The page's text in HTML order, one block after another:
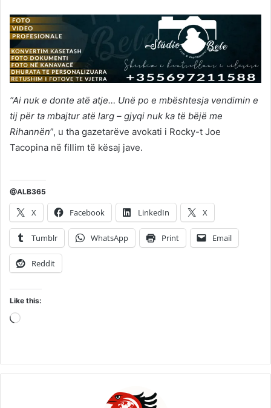
“Ai nuk e donte atë atje… Unë po e mbështesja vendimin e
tij për ta mbajtur atë larg – gjyqi nuk ka të bëjë me
Rihannën”, u tha gazetarëve avokati i Rocky-t Joe
Tacopina në fillim të kësaj jave.
@ALB365
X Facebook LinkedIn X
Tumblr WhatsApp Print Email
Reddit
Like this:
Loading…